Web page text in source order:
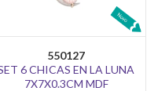
550127
6 CHICAS EN LA LUNA
7X7X0.3CM MDF